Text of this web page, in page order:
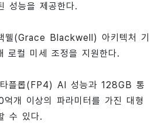
성능을 제공한다.
웰(Grace Blackwell) 아키텍처 기
로컬 미세 조정을 지원한다.
플롭(FP4) AI 성능과 128GB 통
개 이상의 파라미터를 가진 대형
수 있다.